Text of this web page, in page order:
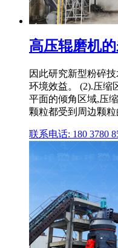
高压辊磨机
因此研究新型粉碎
环境效益。 (2).压缩
平面的倾角区域,压
颗粒都受到周边颗
联系电话: 180 3780